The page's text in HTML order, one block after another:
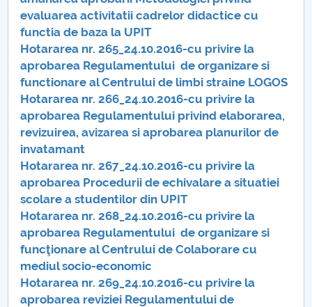
Evenimente CUP
Accesibilitate pentru studenții cu dizabilități
Raportul Conducerii Centrului Universitar Pitești
privind implementarea Planului Operațional 2020-
2024
Parteneri CUP
Centrul de Consiliere și Orientare în Carieră
Chestionar angajabilitate ALUMNI – UPB
CAR2026
MENIU CANTINA
evaluarea activitatii cadrelor didactice cu
functia de baza la UPIT
Hotararea nr. 265_24.10.2016-cu privire la
aprobarea Regulamentului de organizare si
functionare al Centrului de limbi straine LOGOS
Hotararea nr. 266_24.10.2016-cu privire la
aprobarea Regulamentului privind elaborarea,
revizuirea, avizarea si aprobarea planurilor de
invatamant
Hotararea nr. 267_24.10.2016-cu privire la
aprobarea Procedurii de echivalare a situatiei
scolare a studentilor din UPIT
Hotararea nr. 268_24.10.2016-cu privire la
aprobarea Regulamentului de organizare si
funcţionare al Centrului de Colaborare cu
mediul socio-economic
Hotararea nr. 269_24.10.2016-cu privire la
aprobarea reviziei Regulamentului de